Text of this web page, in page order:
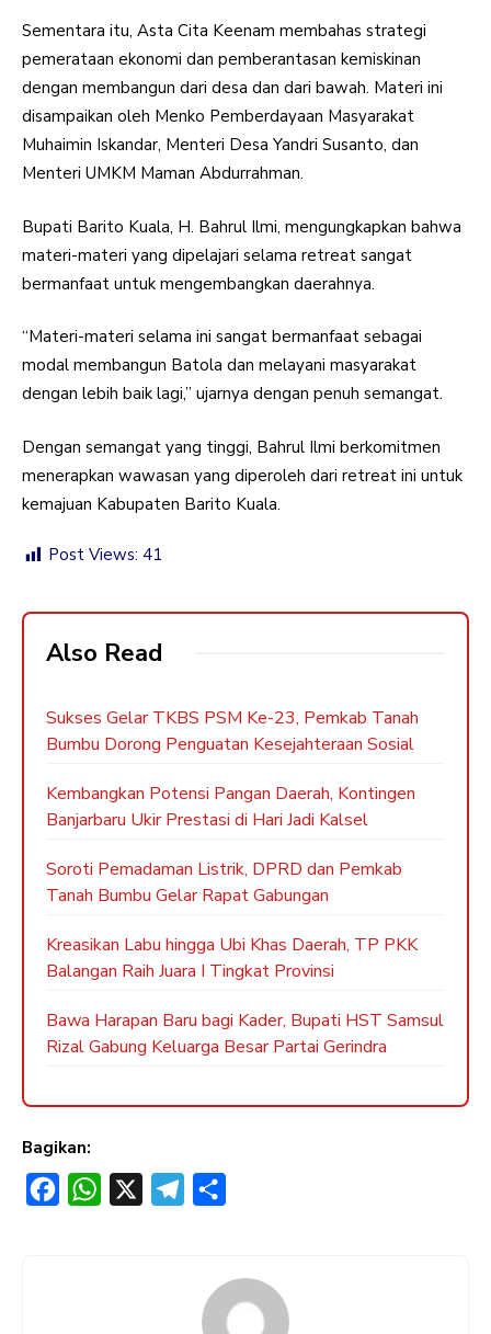
Sementara itu, Asta Cita Keenam membahas strategi
pemerataan ekonomi dan pemberantasan kemiskinan
dengan membangun dari desa dan dari bawah. Materi ini
disampaikan oleh Menko Pemberdayaan Masyarakat
Muhaimin Iskandar, Menteri Desa Yandri Susanto, dan
Menteri UMKM Maman Abdurrahman.
Bupati Barito Kuala, H. Bahrul Ilmi, mengungkapkan bahwa
materi-materi yang dipelajari selama retreat sangat
bermanfaat untuk mengembangkan daerahnya.
“Materi-materi selama ini sangat bermanfaat sebagai
modal membangun Batola dan melayani masyarakat
dengan lebih baik lagi,” ujarnya dengan penuh semangat.
Dengan semangat yang tinggi, Bahrul Ilmi berkomitmen
menerapkan wawasan yang diperoleh dari retreat ini untuk
kemajuan Kabupaten Barito Kuala.
Post Views: 41
Also Read
Sukses Gelar TKBS PSM Ke-23, Pemkab Tanah
Bumbu Dorong Penguatan Kesejahteraan Sosial
Kembangkan Potensi Pangan Daerah, Kontingen
Banjarbaru Ukir Prestasi di Hari Jadi Kalsel
Soroti Pemadaman Listrik, DPRD dan Pemkab
Tanah Bumbu Gelar Rapat Gabungan
Kreasikan Labu hingga Ubi Khas Daerah, TP PKK
Balangan Raih Juara I Tingkat Provinsi
Bawa Harapan Baru bagi Kader, Bupati HST Samsul
Rizal Gabung Keluarga Besar Partai Gerindra
Bagikan:
W
r
e